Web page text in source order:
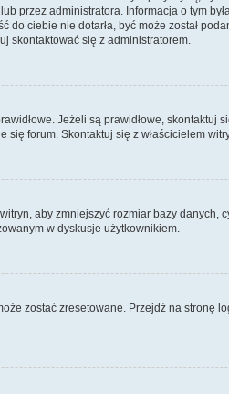
administratora. Informacja o tym
ciebie nie dotarła, być może został
skontaktować się z administratorem.
Jeżeli są prawidłowe, skontaktuj
forum. Skontaktuj się z właścicielem
aby zmniejszyć rozmiar bazy danych,
w dyskusje użytkownikiem.
zostać zresetowane. Przejdź na stronę